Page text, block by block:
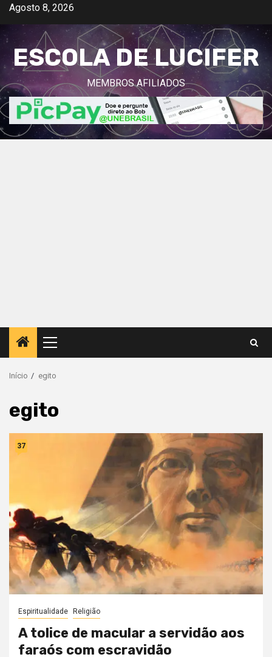
Avançar
o
conteúdo
Agosto 8, 2026
ESCOLA DE LUCIFER
MEMBROS AFILIADOS
Menu
principal
Início egito
egito
37
Espiritualidade Religião
A tolice de macular a servidão aos
faraós com escravidão